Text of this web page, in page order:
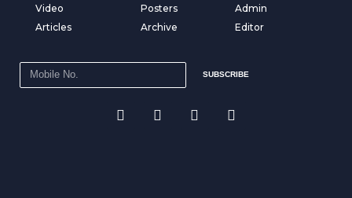
Video
Articles
Posters
Archive
Admin
Editor
SUBSCRIBE